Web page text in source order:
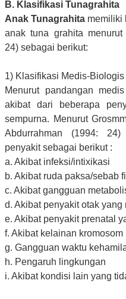
B. Klasifikasi Tunagrahita
Anak Tunagrahita memiliki
anak tuna grahita
24) sebagai berikut:
1) Klasifikasi Medis-Biologis
Menurut pandangan
akibat dari beberapa
sempurna. Menurut
Abdurrahman (1994:
penyakit sebagai berikut :
a. Akibat infeksi/intixikasi
b. Akibat ruda paksa/sebab
c. Akibat gangguan
d. Akibat penyakit otak yang
e. Akibat penyakit prenatal
f. Akibat kelainan kromosom
g. Gangguan waktu
h. Pengaruh lingkungan
i. Akibat kondisi lain yang